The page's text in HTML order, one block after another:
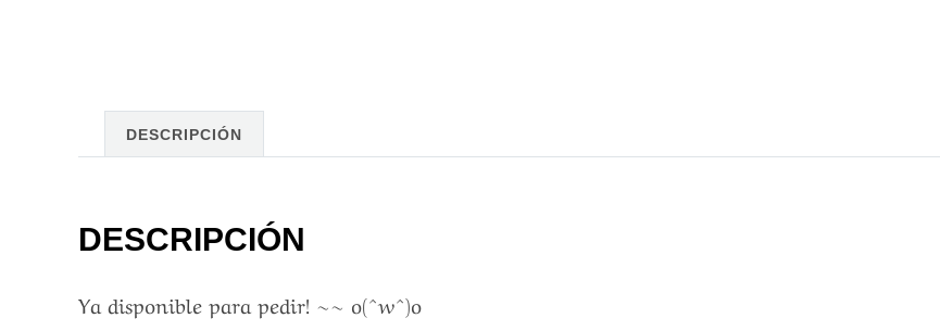
DESCRIPCIÓN
DESCRIPCIÓN
Ya disponible para pedir! ~~ o(^w^)o